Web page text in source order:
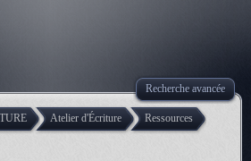
Recherche avancée
Atelier d'Écriture Ressources